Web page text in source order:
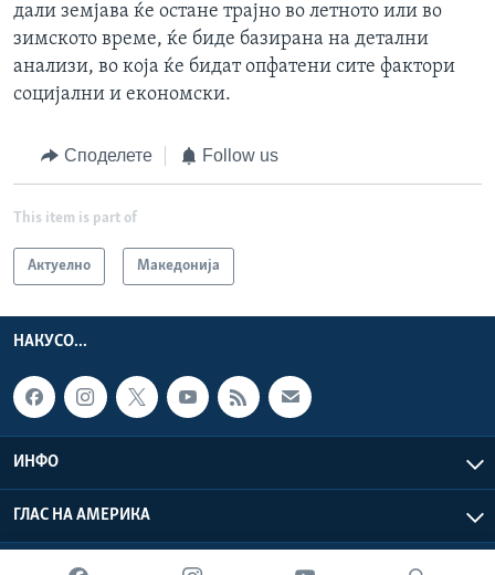
дали земјава ќе остане трајно во летното или во
зимското време, ќе биде базирана на детални
анализи, во која ќе бидат опфатени сите фактори
социјални и економски.
Споделете Follow us
This item is part of
Актуелно Македонија
НАКУСО...
ИНФО
ГЛАС НА АМЕРИКА